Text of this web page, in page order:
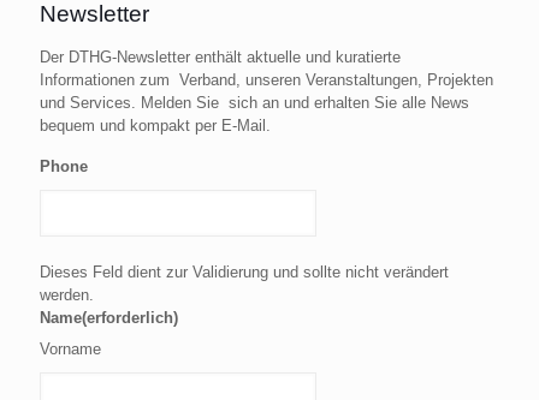
Newsletter
Der DTHG-Newsletter enthält aktuelle und kuratierte
Informationen zum Verband, unseren Veranstaltungen, Projekten
und Services. Melden Sie sich an und erhalten Sie alle News
bequem und kompakt per E-Mail.
Phone
Dieses Feld dient zur Validierung und sollte nicht verändert
werden.
Name(erforderlich)
Vorname